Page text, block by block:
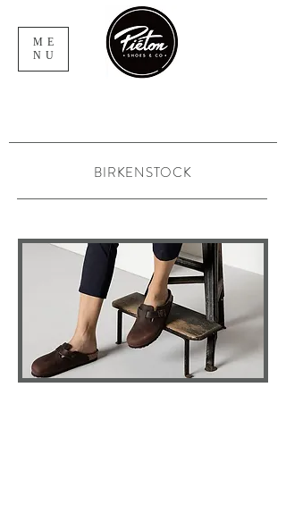
ME
NU
BIRKENSTOCK